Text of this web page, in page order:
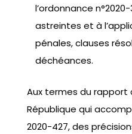
l’ordonnance
astreintes et à
pénales, clauses
déchéances.
Aux termes du rapport
République qui
2020-427, des